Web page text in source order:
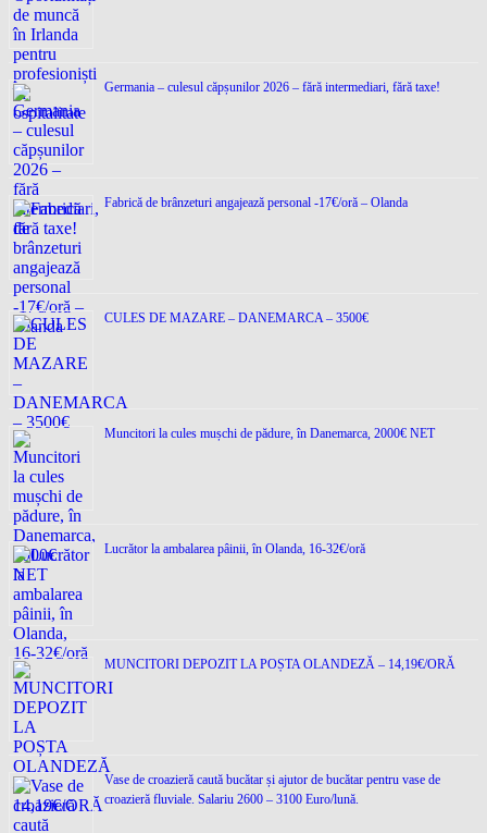
Germania – culesul căpșunilor 2026 – fără intermediari, fără taxe!
Fabrică de brânzeturi angajează personal -17€/oră – Olanda
CULES DE MAZARE – DANEMARCA – 3500€
Muncitori la cules mușchi de pădure, în Danemarca, 2000€ NET
Lucrător la ambalarea pâinii, în Olanda, 16-32€/oră
MUNCITORI DEPOZIT LA POȘTA OLANDEZĂ – 14,19€/ORĂ
Vase de croazieră caută bucătar și ajutor de bucătar pentru vase de
croazieră fluviale. Salariu 2600 – 3100 Euro/lună.